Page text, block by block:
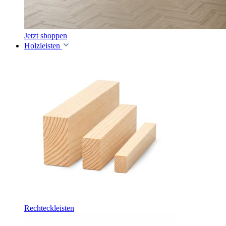
Jetzt shoppen
Holzleisten
Rechteckleisten